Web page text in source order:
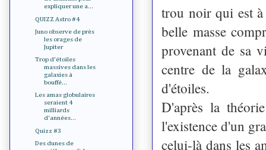
trou noir qui est
belle masse
provenant de sa
centre de la
d'étoiles.
D'après la
l'existence d'un
celui-là dans les
expliquer une a...
QUIZZ Astro #4
Juno observe de près
les orages de
Jupiter
Trop d'étoiles
massives dans les
galaxies à
bouffé...
Les amas globulaires
seraient 4
milliards
d'années...
Quizz #3
Des dunes de